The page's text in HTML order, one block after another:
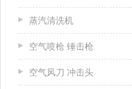
蒸汽清洗机
空气喷枪 锤击枪
空气风刀 冲击头